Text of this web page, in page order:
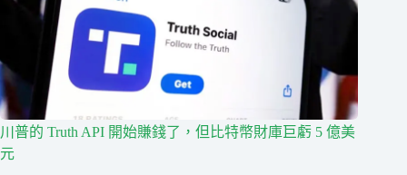
川普的 Truth API 開始賺錢了，但比特幣財庫巨虧 5 億美
元